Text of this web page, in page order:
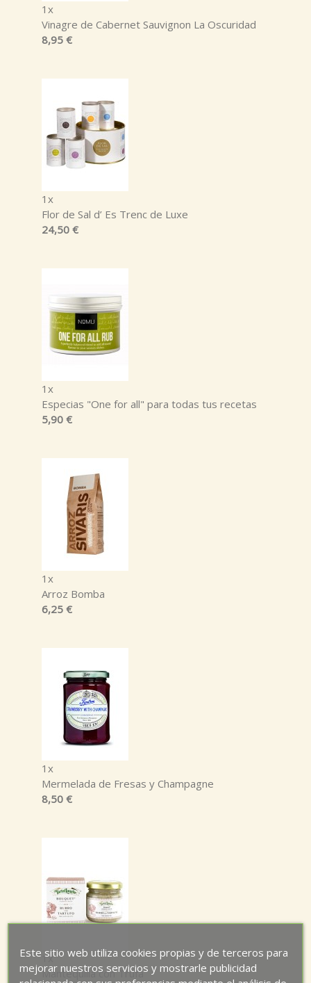
1x
Vinagre de Cabernet Sauvignon La Oscuridad
8,95 €
1x
Flor de Sal d’ Es Trenc de Luxe
24,50 €
1x
Especias "One for all" para todas tus recetas
5,90 €
1x
Arroz Bomba
6,25 €
1x
Mermelada de Fresas y Champagne
8,50 €
1x
Mantequilla con Trufa
Este sitio web utiliza cookies propias y de terceros para
mejorar nuestros servicios y mostrarle publicidad